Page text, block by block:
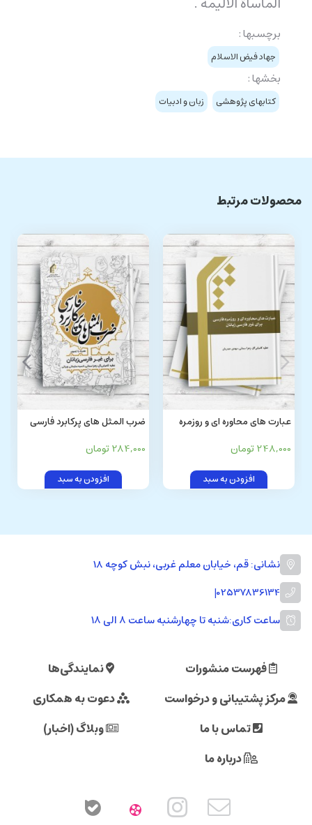
برچسبها :
جهاد فيض الاسلام
بخشها :
کتابهای پژوهشی زبان و ادبیات
محصولات مرتبط
عبارت های محاوره ای و روزمره
248,000 تومان
افزودن به سبد
ضرب المثل های پرکابرد فارسی
تصویر (رنگی)
284,000 تومان
افزودن به سبد
نشانی: قم، خیابان معلم غربی، نبش کوچه 18
02537836134
|
ساعت کاری:شنبه تا چهارشنبه ساعت ۸ الی ۱۸
فهرست منشورات
نمایندگی‌ها
مرکز پشتیبانی و درخواست
دعوت به همکاری
تماس با ما
وبلاگ (اخبار)
درباره ما